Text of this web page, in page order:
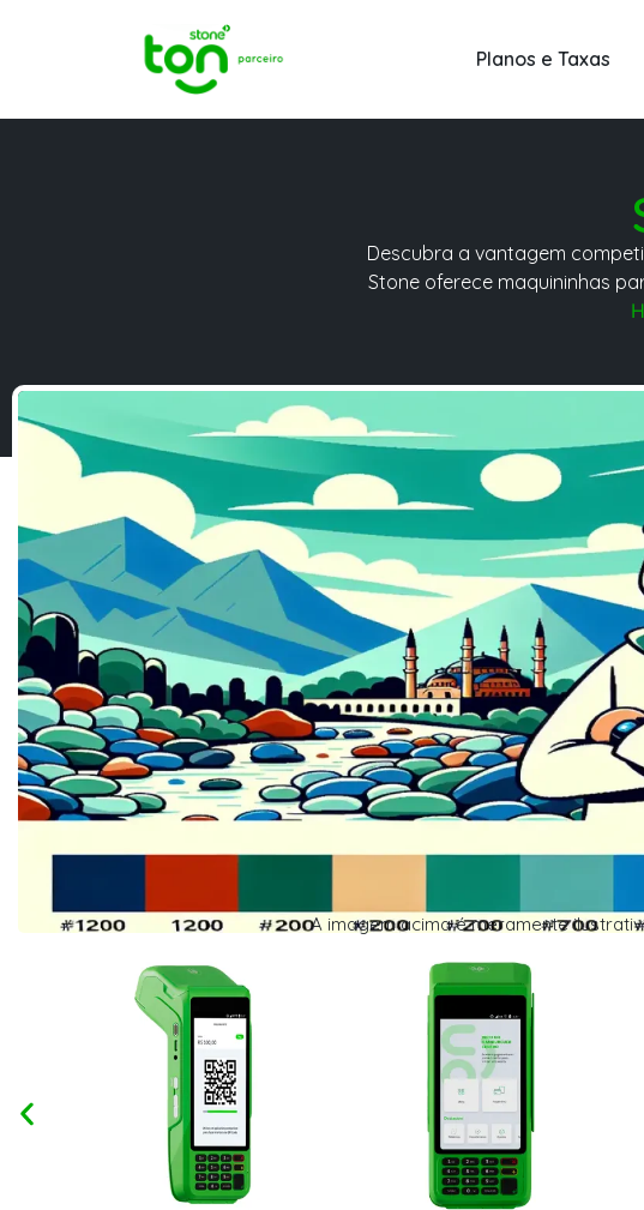
Planos e Taxas
Descubra a vantagem
Stone oferece maquininhas
A imagem acima é meramente